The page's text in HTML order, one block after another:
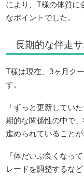
により、T様の体質に
なポイントでした。
長期的な伴走
T様は現在、3ヶ月ク
す。
「ずっと更新してい
期的な関係性の中で
進められていることが
「体だいぶ良くなっ
レードを調整するな